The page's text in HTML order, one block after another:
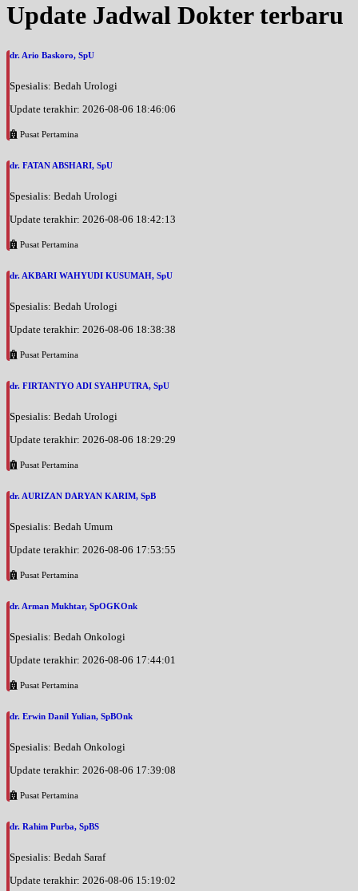
Update Jadwal Dokter terbaru
dr. Ario Baskoro, SpU
Spesialis: Bedah Urologi
Update terakhir: 2026-08-06 18:46:06
Pusat Pertamina
dr. FATAN ABSHARI, SpU
Spesialis: Bedah Urologi
Update terakhir: 2026-08-06 18:42:13
Pusat Pertamina
dr. AKBARI WAHYUDI KUSUMAH, SpU
Spesialis: Bedah Urologi
Update terakhir: 2026-08-06 18:38:38
Pusat Pertamina
dr. FIRTANTYO ADI SYAHPUTRA, SpU
Spesialis: Bedah Urologi
Update terakhir: 2026-08-06 18:29:29
Pusat Pertamina
dr. AURIZAN DARYAN KARIM, SpB
Spesialis: Bedah Umum
Update terakhir: 2026-08-06 17:53:55
Pusat Pertamina
dr. Arman Mukhtar, SpOGKOnk
Spesialis: Bedah Onkologi
Update terakhir: 2026-08-06 17:44:01
Pusat Pertamina
dr. Erwin Danil Yulian, SpBOnk
Spesialis: Bedah Onkologi
Update terakhir: 2026-08-06 17:39:08
Pusat Pertamina
dr. Rahim Purba, SpBS
Spesialis: Bedah Saraf
Update terakhir: 2026-08-06 15:19:02